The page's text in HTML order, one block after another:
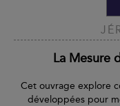
La Mesure
Cet ouvrage explore
développées pour